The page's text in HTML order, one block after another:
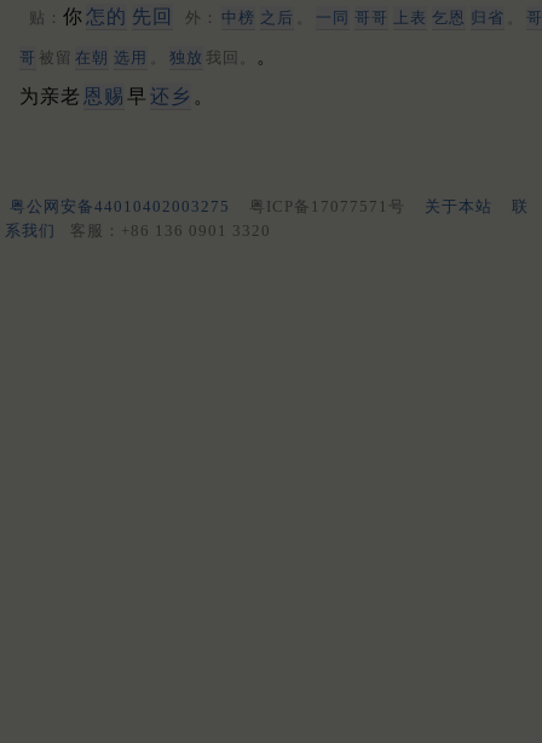
贴： 你 怎的 先回 外： 中榜 之后 一同 哥哥 上表 乞恩 归省 哥
哥 被留 在朝 选用 独放 我回。
。
为亲老 恩赐 早 还乡 。
粤公网安备44010402003275 粤ICP备17077571号 关于本站
联
系我们
客服：+86 136 0901 3320